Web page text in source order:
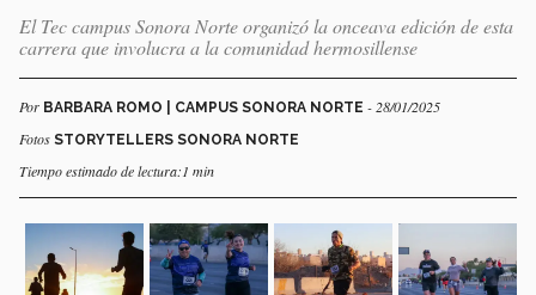
El Tec campus Sonora Norte organizó la onceava edición de esta
carrera que involucra a la comunidad hermosillense
Por BARBARA ROMO | CAMPUS SONORA NORTE - 28/01/2025
Fotos STORYTELLERS SONORA NORTE
Tiempo estimado de lectura:1 min